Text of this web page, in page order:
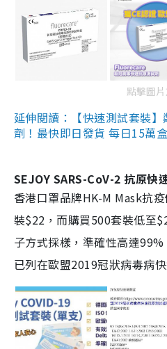
點擊圖
延伸閱讀：【快速測試套裝
劑！最快即日發貨 每日15萬
SEJOY SARS-CoV-2 抗原快
香港口罩品牌HK-M Mask抗
裝$22，而購買500套裝低至
子方式採樣，準確性高達
已列在歐盟2019冠狀病毒病